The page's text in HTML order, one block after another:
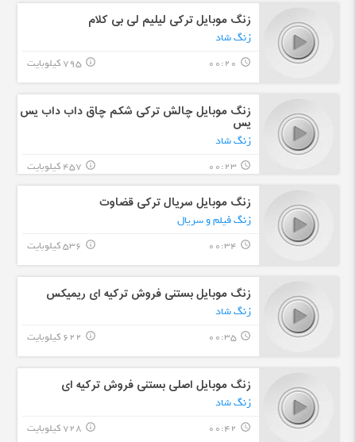
زنگ موبایل ترکی لیلیم لی بی کلام
زنگ شاد
query_builder
00:20 795 کیلوبایت info_outline
زنگ موبایل چالش ترکی شکم چاق داب داب یس
یس
زنگ شاد
query_builder
00:23 457 کیلوبایت info_outline
زنگ موبایل سریال ترکی قضاوت
زنگ فیلم و سریال
query_builder
00:34 536 کیلوبایت info_outline
زنگ موبایل بستنی فروش ترکیه ای ریمیکس
زنگ شاد
query_builder
00:35 622 کیلوبایت info_outline
زنگ موبایل اصلی بستنی فروش ترکیه ای
زنگ شاد
query_builder
00:42 728 کیلوبایت info_outline